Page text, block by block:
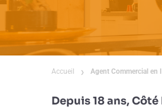
Accueil Agent Commercial en
Depuis 18 ans,